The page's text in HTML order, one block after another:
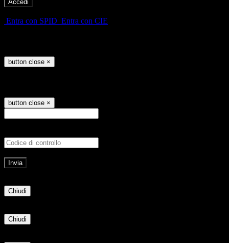
Entra con SPID Entra con CIE
button close ×
button close ×
Chiudi
Chiudi